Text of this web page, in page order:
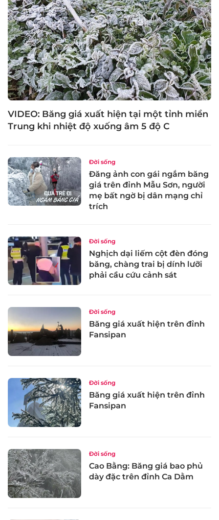
VIDEO: Băng giá xuất hiện tại một tỉnh miền
Trung khi nhiệt độ xuống âm 5 độ C
Đời sống
Đăng ảnh con gái ngắm băng
giá trên đỉnh Mẫu Sơn, người
mẹ bất ngờ bị dân mạng chỉ
trích
Đời sống
Nghịch dại liếm cột đèn đóng
băng, chàng trai bị dính lưỡi
phải cầu cứu cảnh sát
Đời sống
Băng giá xuất hiện trên đỉnh
Fansipan
Đời sống
Băng giá xuất hiện trên đỉnh
Fansipan
Đời sống
Cao Bằng: Băng giá bao phủ
dày đặc trên đỉnh Ca Dằm